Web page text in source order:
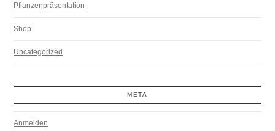
Pflanzenpräsentation
Shop
Uncategorized
META
Anmelden